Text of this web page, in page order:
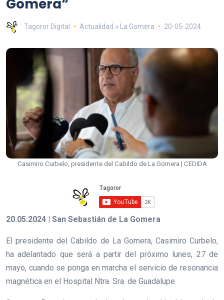
Gomera“
Tagoror Digital Actualidad » La Gomera 20-05-2024
Casimiro Curbelo, presidente del Cabildo de La Gomera | CEDIDA
20.05.2024 | San Sebastián de La Gomera
El presidente del Cabildo de La Gomera, Casimiro Curbelo,
ha adelantado que será a partir del próximo lunes, 27 de
mayo, cuando se ponga en marcha el servicio de resonancia
magnética en el Hospital Ntra. Sra. de Guadalupe.